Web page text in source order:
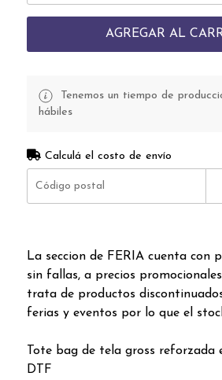
AGREGAR AL
Tenemos un tiempo de
hábiles
Calculá el costo de envío
La seccion de FERIA cuenta con
sin fallas, a precios
trata de productos
ferias y eventos por lo que el
Tote bag de tela gross reforzada
DTF